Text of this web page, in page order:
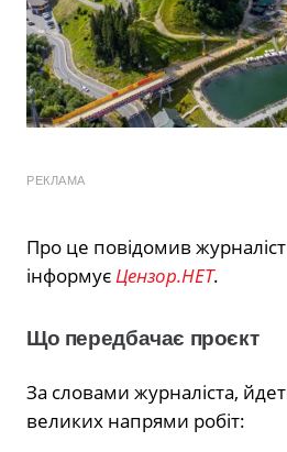
РЕКЛАМА
Про це повідомив журналіст
інформує Цензор.НЕТ.
Що передбачає проєкт
За словами журналіста,
великих напрями робіт: